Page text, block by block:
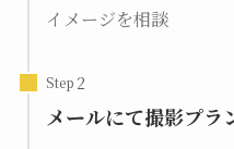
イメージを相談
Step
メールにて撮影プラ